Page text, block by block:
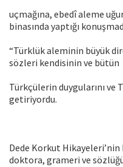
uçmağına, ebedî aleme
binasında yaptığı
“Türklük aleminin büyük
sözleri kendisinin ve bütün
Türkçülerin duygularını ve
getiriyordu.
Dede Korkut
doktora, grameri ve